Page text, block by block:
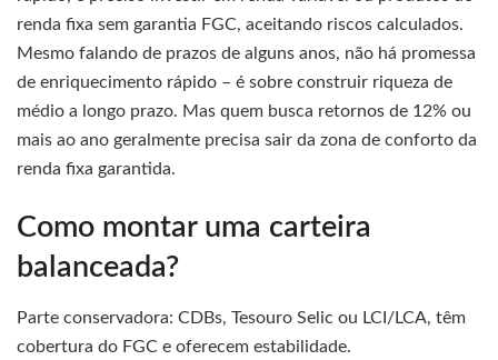
renda fixa sem garantia FGC, aceitando riscos calculados.
Mesmo falando de prazos de alguns anos, não há promessa
de enriquecimento rápido – é sobre construir riqueza de
médio a longo prazo. Mas quem busca retornos de 12% ou
mais ao ano geralmente precisa sair da zona de conforto da
renda fixa garantida.
Como montar uma carteira
balanceada?
Parte conservadora: CDBs, Tesouro Selic ou LCI/LCA, têm
cobertura do FGC e oferecem estabilidade.